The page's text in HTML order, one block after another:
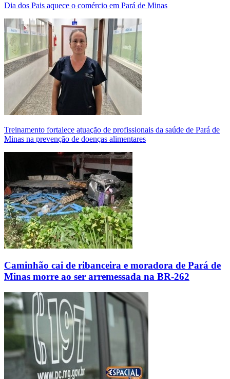
Dia dos Pais aquece o comércio em Pará de Minas
Treinamento fortalece atuação de profissionais da saúde de Pará de
Minas na prevenção de doenças alimentares
Caminhão cai de ribanceira e moradora de Pará de
Minas morre ao ser arremessada na BR-262